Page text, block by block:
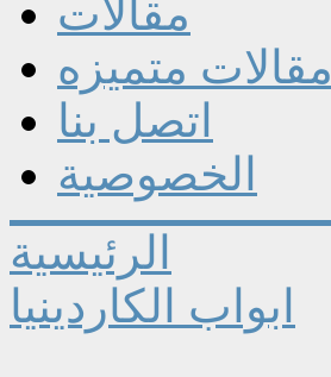
مقالات
مقالات متميزه
اتصل بنا
الخصوصية
الرئيسية
ابواب الكاردينيا